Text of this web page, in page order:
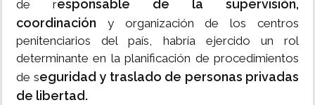
de responsable de la supervisión,
coordinación y organización de los centros
penitenciarios del país, habría ejercido un rol
determinante en la planificación de procedimientos
de seguridad y traslado de personas privadas
de libertad.